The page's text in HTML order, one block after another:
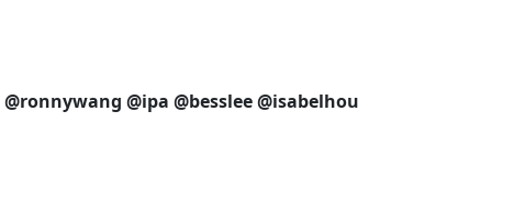
@ronnywang @ipa @besslee@isabelhou